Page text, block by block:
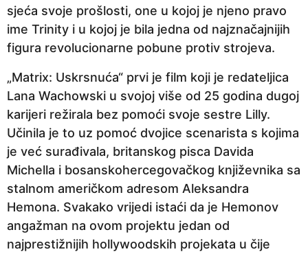
sjeća svoje prošlosti, one u kojoj je njeno pravo
ime Trinity i u kojoj je bila jedna od najznačajnijih
figura revolucionarne pobune protiv strojeva.
„Matrix: Uskrsnuća“ prvi je film koji je redateljica
Lana Wachowski u svojoj više od 25 godina dugoj
karijeri režirala bez pomoći svoje sestre Lilly.
Učinila je to uz pomoć dvojice scenarista s kojima
je već surađivala, britanskog pisca Davida
Michella i bosanskohercegovačkog književnika sa
stalnom američkom adresom Aleksandra
Hemona. Svakako vrijedi istaći da je Hemonov
angažman na ovom projektu jedan od
najprestižnijih hollywoodskih projekata u čije